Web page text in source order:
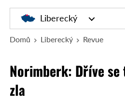
Liberecký
Domů Liberecký Revue
Norimberk: Dříve
zla